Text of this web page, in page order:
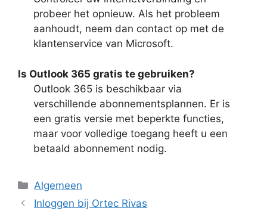
probeer het opnieuw. Als het probleem
aanhoudt, neem dan contact op met de
klantenservice van Microsoft.
Is Outlook 365 gratis te gebruiken?
Outlook 365 is beschikbaar via
verschillende abonnementsplannen. Er is
een gratis versie met beperkte functies,
maar voor volledige toegang heeft u een
betaald abonnement nodig.
Categorieën
Algemeen
Inloggen bij Ortec Rivas